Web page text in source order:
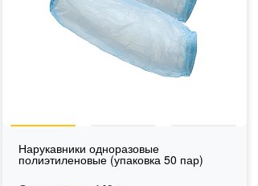
Нарукавники одноразовые
полиэтиленовые (упаковка 50 пар)